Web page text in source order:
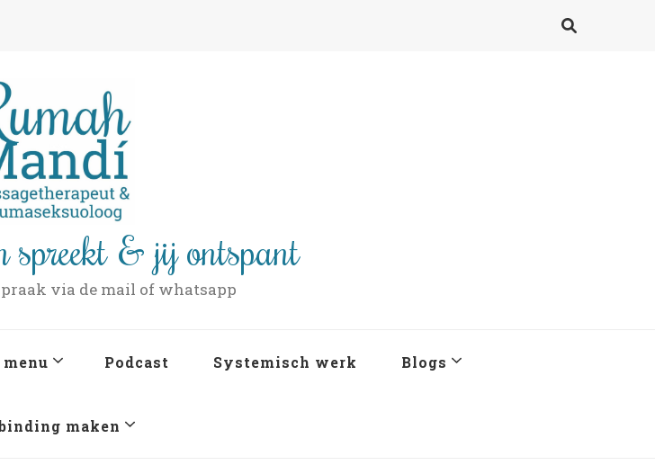
spreekt & jij ontspant
via de mail of whatsapp
menu Podcast Systemisch werk Blogs
maken